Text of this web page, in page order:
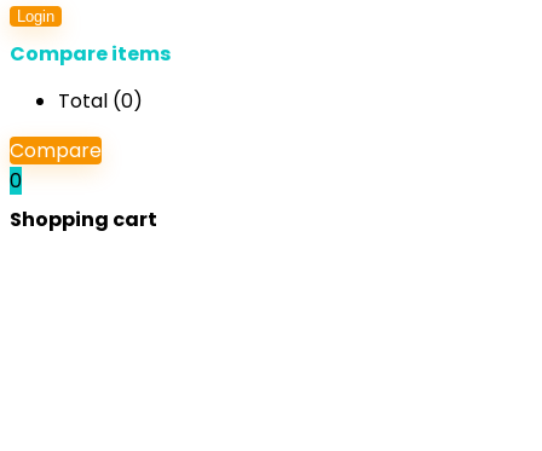
Login
Compare items
Total (0)
Compare
0
Shopping cart